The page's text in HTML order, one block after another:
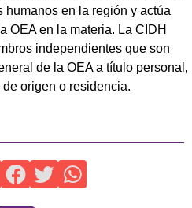
humanos en la región y actúa
OEA en la materia. La CIDH
independientes que son
de la OEA a título personal,
origen o residencia.